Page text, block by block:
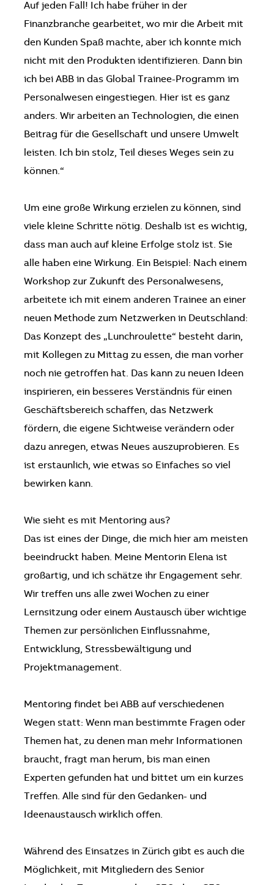
Auf jeden Fall! Ich habe früher in der
Finanzbranche gearbeitet, wo mir die Arbeit mit
den Kunden Spaß machte, aber ich konnte mich
nicht mit den Produkten identifizieren. Dann bin
ich bei ABB in das Global Trainee-Programm im
Personalwesen eingestiegen. Hier ist es ganz
anders. Wir arbeiten an Technologien, die einen
Beitrag für die Gesellschaft und unsere Umwelt
leisten. Ich bin stolz, Teil dieses Weges sein zu
können.“
Um eine große Wirkung erzielen zu können, sind
viele kleine Schritte nötig. Deshalb ist es wichtig,
dass man auch auf kleine Erfolge stolz ist. Sie
alle haben eine Wirkung. Ein Beispiel: Nach einem
Workshop zur Zukunft des Personalwesens,
arbeitete ich mit einem anderen Trainee an einer
neuen Methode zum Netzwerken in Deutschland:
Das Konzept des „Lunchroulette“ besteht darin,
mit Kollegen zu Mittag zu essen, die man vorher
noch nie getroffen hat. Das kann zu neuen Ideen
inspirieren, ein besseres Verständnis für einen
Geschäftsbereich schaffen, das Netzwerk
fördern, die eigene Sichtweise verändern oder
dazu anregen, etwas Neues auszuprobieren. Es
ist erstaunlich, wie etwas so Einfaches so viel
bewirken kann.
Wie sieht es mit Mentoring aus?
Das ist eines der Dinge, die mich hier am meisten
beeindruckt haben. Meine Mentorin Elena ist
großartig, und ich schätze ihr Engagement sehr.
Wir treffen uns alle zwei Wochen zu einer
Lernsitzung oder einem Austausch über wichtige
Themen zur persönlichen Einflussnahme,
Entwicklung, Stressbewältigung und
Projektmanagement.
Mentoring findet bei ABB auf verschiedenen
Wegen statt: Wenn man bestimmte Fragen oder
Themen hat, zu denen man mehr Informationen
braucht, fragt man herum, bis man einen
Experten gefunden hat und bittet um ein kurzes
Treffen. Alle sind für den Gedanken- und
Ideenaustausch wirklich offen.
Während des Einsatzes in Zürich gibt es auch die
Möglichkeit, mit Mitgliedern des Senior